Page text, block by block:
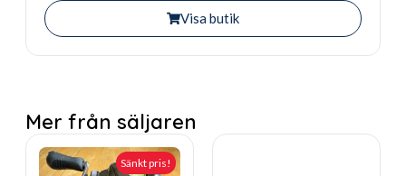
Visa butik
Mer från säljaren
Sänkt pris!